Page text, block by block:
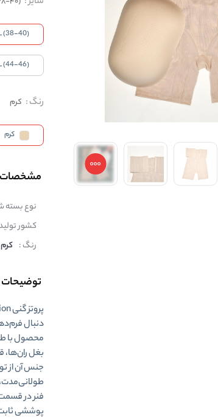
(38-40)
(44-46)
رنگ: کرم
کرم
مشخصات
نوع بسته
کشور
رنگ : کرم
توضیحات
دنبال
محصول با
بغل ران‌ها،
جنس آن از
فنر در
پوششی